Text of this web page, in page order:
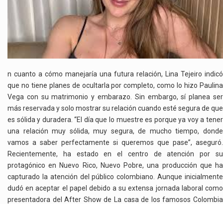
n cuanto a cómo manejaría una futura relación, Lina Tejeiro indicó
que no tiene planes de ocultarla por completo, como lo hizo Paulina
Vega con su matrimonio y embarazo. Sin embargo, sí planea ser
más reservada y solo mostrar su relación cuando esté segura de que
es sólida y duradera. “El día que lo muestre es porque ya voy a tener
una relación muy sólida, muy segura, de mucho tiempo, donde
vamos a saber perfectamente si queremos que pase”, aseguró.
Recientemente, ha estado en el centro de atención por su
protagónico en Nuevo Rico, Nuevo Pobre, una producción que ha
capturado la atención del público colombiano. Aunque inicialmente
dudó en aceptar el papel debido a su extensa jornada laboral como
presentadora del After Show de La casa de los famosos Colombia